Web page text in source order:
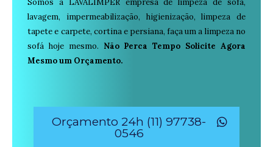
lavagem, impermeabilização, higienização, limpeza de
tapete e carpete, cortina e persiana, faça um a limpeza no
sofá hoje mesmo. Não Perca Tempo Solicite Agora
Mesmo um Orçamento.
Orçamento 24h (11) 97738-
0546